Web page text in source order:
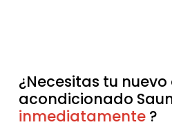
¿Necesitas tu nuevo
acondicionado
inmediatamente
sin esperas?